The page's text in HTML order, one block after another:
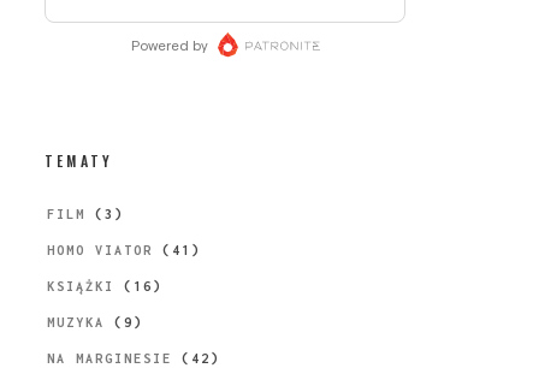
TEMATY
FILM (3)
HOMO VIATOR (41)
KSIĄŻKI (16)
MUZYKA (9)
NA MARGINESIE (42)